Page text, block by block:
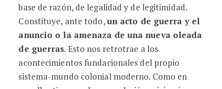
base de razón, de legalidad y de legitimidad.
Constituye, ante todo,un acto de guerra y el
anuncio o la amenaza de una nueva oleada
de guerras. Esto nos retrotrae a los
acontecimientos fundacionales del propio
sistema-mundo colonial moderno. Como en